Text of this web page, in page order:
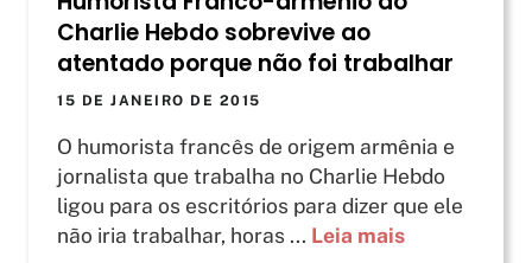
Charlie Hebdo sobrevive ao
atentado porque não foi trabalhar
15 DE JANEIRO DE 2015
O humorista francês de origem armênia e
jornalista que trabalha no Charlie Hebdo
ligou para os escritórios para dizer que ele
não iria trabalhar, horas ... Leia mais